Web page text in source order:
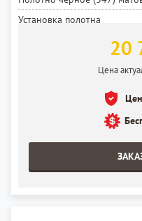
Установка полотна
20
Цена